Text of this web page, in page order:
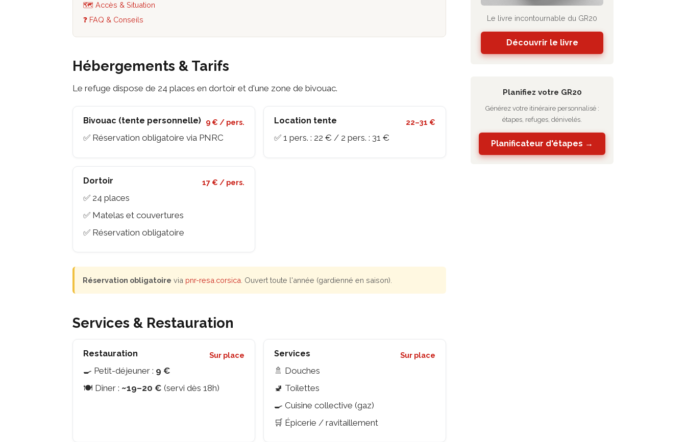
🗺️ Accès & Situation
❓ FAQ & Conseils
Hébergements & Tarifs
Le refuge dispose de 24 places en dortoir et d'une zone de bivouac.
Bivouac (tente personnelle) 9 € / pers.
✅ Réservation obligatoire via PNRC
Location tente 22–31 €
✅ 1 pers. : 22 € / 2 pers. : 31 €
Dortoir 17 € / pers.
✅ 24 places
✅ Matelas et couvertures
✅ Réservation obligatoire
Réservation obligatoire via pnr-resa.corsica . Ouvert toute l'année (gardienné en saison).
Services & Restauration
Restauration Sur place
🍳 Petit-déjeuner : 9 €
🍽️ Dîner : ~19–20 € (servi dès 18h)
Services Sur place
🚿 Douches
🚽 Toilettes
🍳 Cuisine collective (gaz)
🛒 Épicerie / ravitaillement
Le livre incontournable du GR20
Découvrir le livre
Planifiez votre GR20
Générez votre itinéraire personnalisé :
étapes, refuges, dénivelés.
Planificateur d'étapes →